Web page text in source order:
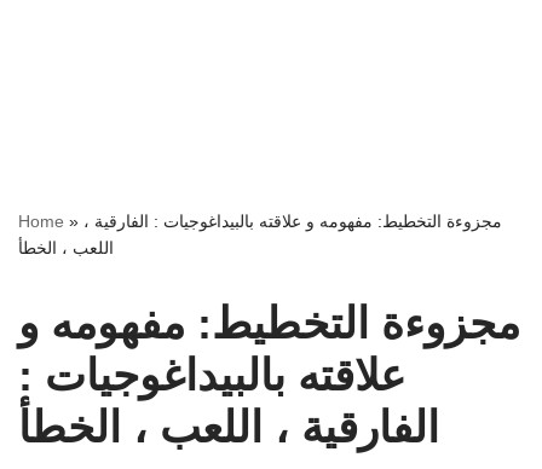
Home » مجزوءة التخطيط: مفهومه و علاقته بالبيداغوجيات : الفارقية ،
اللعب ، الخطأ
مجزوءة التخطيط: مفهومه و
علاقته بالبيداغوجيات :
الفارقية ، اللعب ، الخطأ